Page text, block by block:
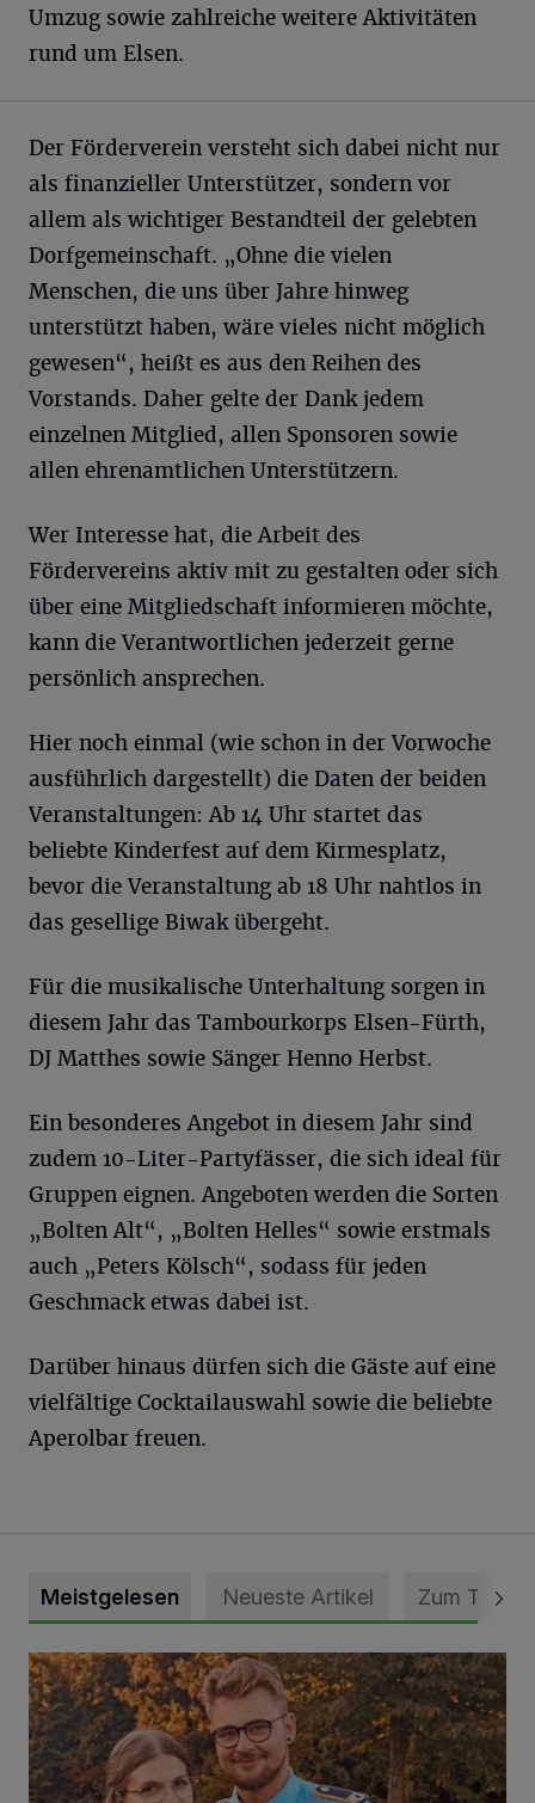
Umzug sowie zahlreiche weitere Aktivitäten
rund um Elsen.
Der Förderverein versteht sich dabei nicht nur
als finanzieller Unterstützer, sondern vor
allem als wichtiger Bestandteil der gelebten
Dorfgemeinschaft. „Ohne die vielen
Menschen, die uns über Jahre hinweg
unterstützt haben, wäre vieles nicht möglich
gewesen“, heißt es aus den Reihen des
Vorstands. Daher gelte der Dank jedem
einzelnen Mitglied, allen Sponsoren sowie
allen ehrenamtlichen Unterstützern.
Wer Interesse hat, die Arbeit des
Fördervereins aktiv mit zu gestalten oder sich
über eine Mitgliedschaft informieren möchte,
kann die Verantwortlichen jederzeit gerne
persönlich ansprechen.
Hier noch einmal (wie schon in der Vorwoche
ausführlich dargestellt) die Daten der beiden
Veranstaltungen: Ab 14 Uhr startet das
beliebte Kinderfest auf dem Kirmesplatz,
bevor die Veranstaltung ab 18 Uhr nahtlos in
das gesellige Biwak übergeht.
Für die musikalische Unterhaltung sorgen in
diesem Jahr das Tambourkorps Elsen-Fürth,
DJ Matthes sowie Sänger Henno Herbst.
Ein besonderes Angebot in diesem Jahr sind
zudem 10-Liter-Partyfässer, die sich ideal für
Gruppen eignen. Angeboten werden die Sorten
„Bolten Alt“, „Bolten Helles“ sowie erstmals
auch „Peters Kölsch“, sodass für jeden
Geschmack etwas dabei ist.
Darüber hinaus dürfen sich die Gäste auf eine
vielfältige Cocktailauswahl sowie die beliebte
Aperolbar freuen.
Meistgelesen Neueste Artikel Zum Thema
Mit Herzblut die Gemeinschaft leben